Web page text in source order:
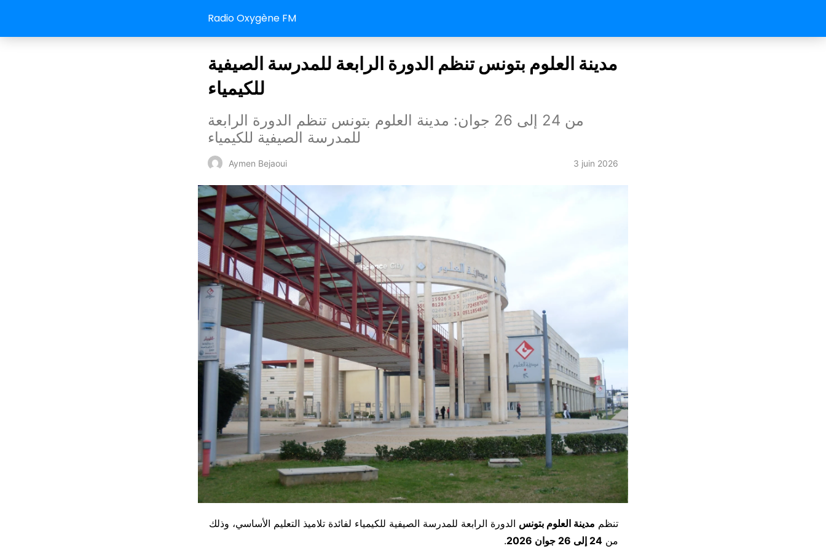
Radio Oxygène FM
مدينة العلوم بتونس تنظم الدورة الرابعة للمدرسة الصيفية
للكيمياء
من 24 إلى 26 جوان: مدينة العلوم بتونس تنظم الدورة الرابعة
للمدرسة الصيفية للكيمياء
Aymen Bejaoui 3 juin 2026
تنظم مدينة العلوم بتونس الدورة الرابعة للمدرسة الصيفية للكيمياء لفائدة تلاميذ التعليم الأساسي، وذلك
من 24 إلى 26 جوان 2026 .